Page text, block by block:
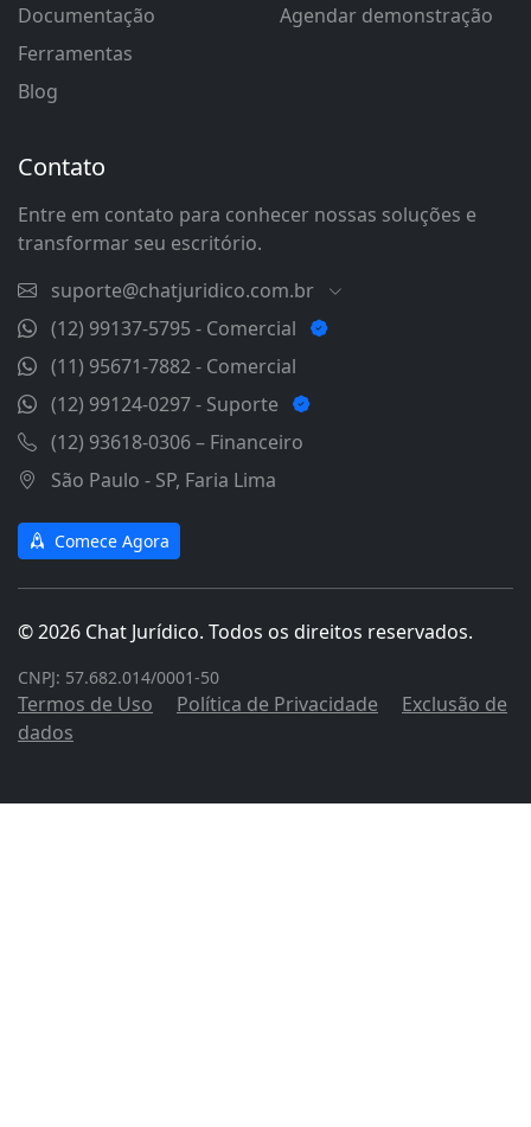
Documentação
Ferramentas
Blog
Agendar demonstração
Contato
Entre em contato para conhecer nossas soluções e
transformar seu escritório.
suporte@chatjuridico.com.br
(12) 99137-5795 - Comercial
(11) 95671-7882 - Comercial
(12) 99124-0297 - Suporte
(12) 93618-0306 – Financeiro
São Paulo - SP, Faria Lima
Comece Agora
© 2026 Chat Jurídico. Todos os direitos reservados.
CNPJ: 57.682.014/0001-50
Termos de Uso Política de Privacidade
Exclusão de
dados